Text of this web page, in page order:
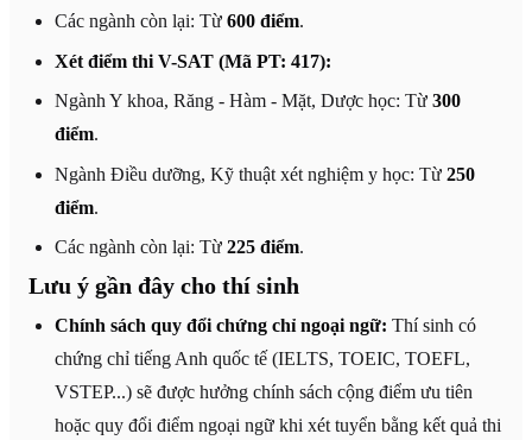
Các ngành còn lại: Từ 600 điểm.
Xét điểm thi V-SAT (Mã PT: 417):
Ngành Y khoa, Răng - Hàm - Mặt, Dược học: Từ 300
điểm.
Ngành Điều dưỡng, Kỹ thuật xét nghiệm y học: Từ 250
điểm.
Các ngành còn lại: Từ 225 điểm.
Lưu ý gần đây cho thí sinh
Chính sách quy đổi chứng chỉ ngoại ngữ: Thí sinh có
chứng chỉ tiếng Anh quốc tế (IELTS, TOEIC, TOEFL,
VSTEP...) sẽ được hưởng chính sách cộng điểm ưu tiên
hoặc quy đổi điểm ngoại ngữ khi xét tuyển bằng kết quả thi